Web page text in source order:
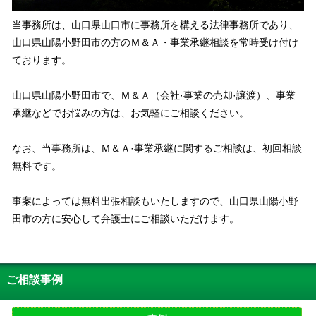
当事務所は、山口県山口市に事務所を構える法律事務所であり、
山口県山陽小野田市の方のＭ＆Ａ・事業承継相談を常時受け付け
ております。
山口県山陽小野田市で、Ｍ＆Ａ（会社·事業の売却·譲渡）、事業
承継などでお悩みの方は、お気軽にご相談ください。
なお、当事務所は、Ｍ＆Ａ·事業承継に関するご相談は、初回相談
無料です。
事案によっては無料出張相談もいたしますので、山口県山陽小野
田市の方に安心して弁護士にご相談いただけます。
ご相談事例